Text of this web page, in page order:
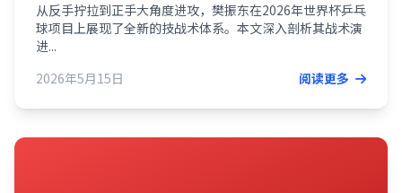
从反手拧拉到正手大角度进攻，樊振东在2026年世界杯乒乓
球项目上展现了全新的技战术体系。本文深入剖析其战术演
进...
2026年5月15日
阅读更多